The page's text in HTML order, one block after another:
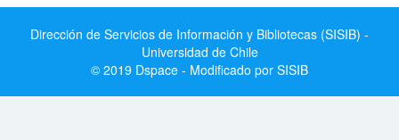
Dirección de Servicios de Información y Bibliotecas (SISIB) -
Universidad de Chile
© 2019 Dspace - Modificado por SISIB